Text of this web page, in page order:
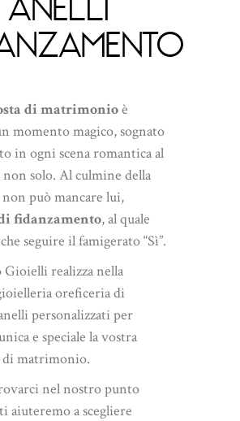
ANELLI
di matrimonioè
momento magico, sognato
in ogni scena romantica al
non solo. Al culmine della
può mancare lui,
fidanzamento, al quale
seguire il famigerato “Sì”.
realizza nella
oreficeria di
personalizzati per
e speciale la vostra
di matrimonio.
nel nostro punto
aiuteremo a scegliere